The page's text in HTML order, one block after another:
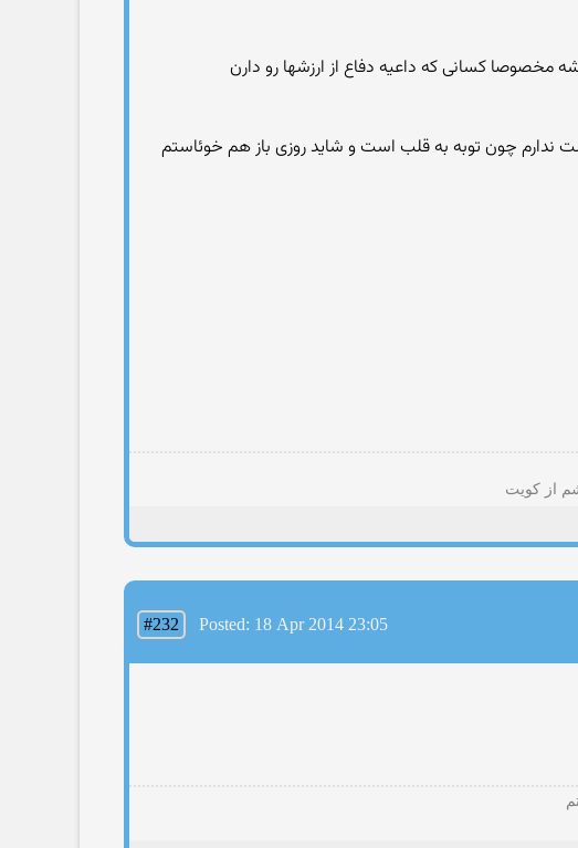
ندارم چون توبه به قلب است و شاید روزی باز هم خوئاستم
از کویت
#232 Posted: 18 Apr 2014 23:05